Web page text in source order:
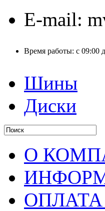
E-mail:
Время работы: с 09:00
Шины
Диски
О